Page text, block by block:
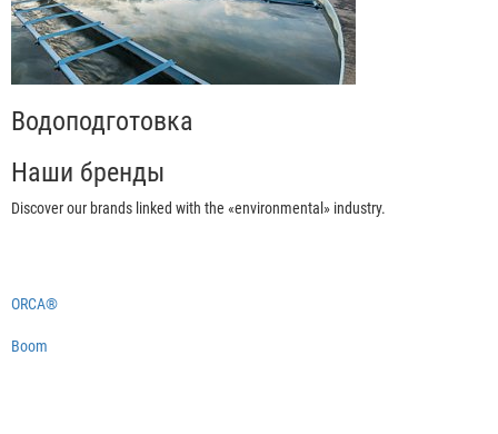
Водоподготовка
Наши бренды
Discover our brands linked with the «environmental» industry.
ORCA®
Boom